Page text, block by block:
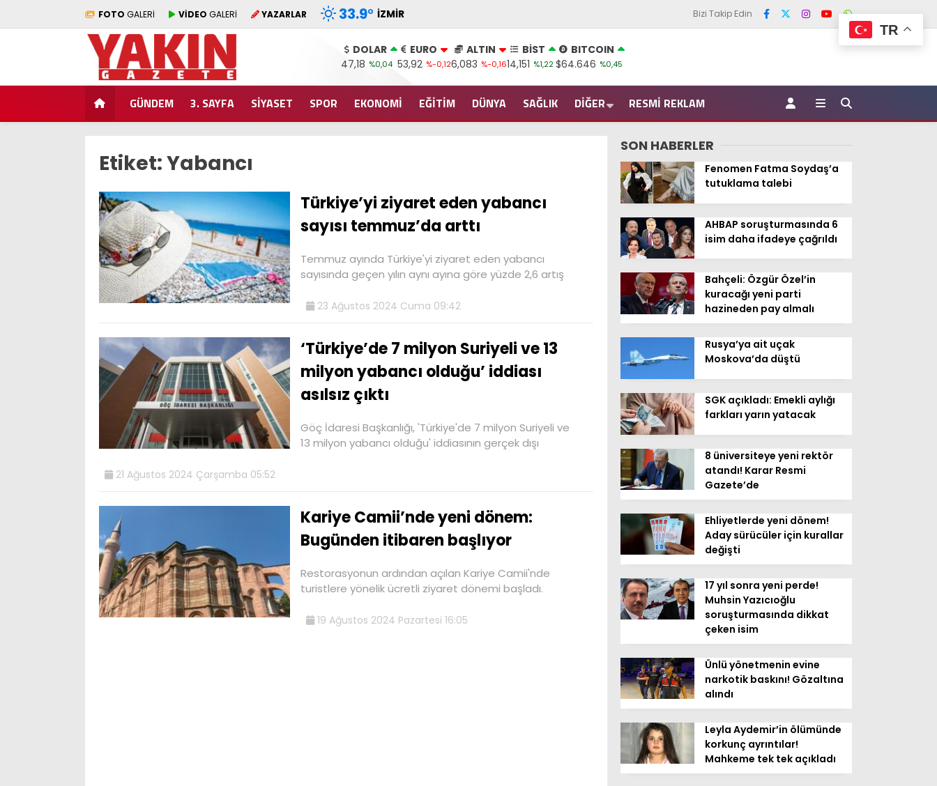
FOTO GALERİ VİDEO GALERİ YAZARLAR 33.9° İZMIR Bizi Takip Edin
DOLAR
47,18 %0,04
EURO
53,92 %-0,12
ALTIN
6,083 %-0,16
BİST
14,151 %1,22
BITCOIN
$64.646 %0,45
GÜNDEM 3. SAYFA SİYASET SPOR EKONOMİ EĞİTİM DÜNYA SAĞLIK DİĞER RESMI REKLAM
Etiket:Yabancı
Türkiye’yi ziyaret eden yabancı
sayısı temmuz’da arttı
Temmuz ayında Türkiye'yi ziyaret eden yabancı
sayısında geçen yılın aynı ayına göre yüzde 2,6 artış
23 Ağustos 2024 Cuma 09:42
‘Türkiye’de 7 milyon Suriyeli ve 13
milyon yabancı olduğu’ iddiası
asılsız çıktı
Göç İdaresi Başkanlığı, 'Türkiye'de 7 milyon Suriyeli ve
13 milyon yabancı olduğu' iddiasının gerçek dışı
21 Ağustos 2024 Çarşamba 05:52
Kariye Camii’nde yeni dönem:
Bugünden itibaren başlıyor
Restorasyonun ardından açılan Kariye Camii'nde
turistlere yönelik ücretli ziyaret dönemi başladı.
19 Ağustos 2024 Pazartesi 16:05
SON HABERLER
Fenomen Fatma Soydaş’a
tutuklama talebi
AHBAP soruşturmasında 6
isim daha ifadeye çağrıldı
Bahçeli: Özgür Özel’in
kuracağı yeni parti
hazineden pay almalı
Rusya’ya ait uçak
Moskova’da düştü
SGK açıkladı: Emekli aylığı
farkları yarın yatacak
8 üniversiteye yeni rektör
atandı! Karar Resmi
Gazete’de
Ehliyetlerde yeni dönem!
Aday sürücüler için kurallar
değişti
17 yıl sonra yeni perde!
Muhsin Yazıcıoğlu
soruşturmasında dikkat
çeken isim
Ünlü yönetmenin evine
narkotik baskını! Gözaltına
alındı
Leyla Aydemir’in ölümünde
korkunç ayrıntılar!
Mahkeme tek tek açıkladı
TR